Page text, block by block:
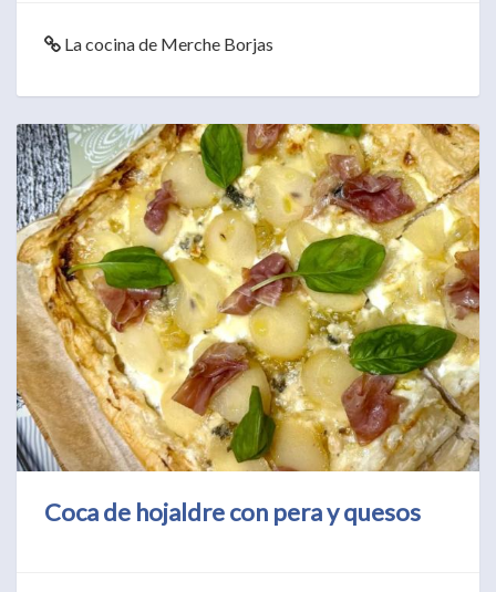
La cocina de Merche Borjas
Coca de hojaldre con pera y quesos